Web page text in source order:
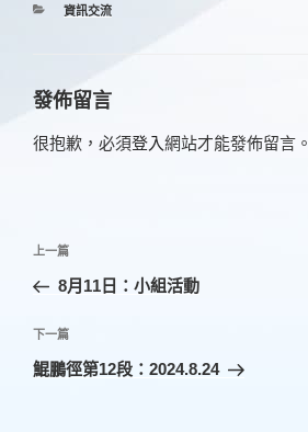
分
資訊交流
發佈留言
很抱歉，必須登入網站才能發佈留言。
文
導
覽
上
一
文
章
上一篇
8月11日：小組活動
下
一
下一篇
鯤鵬徑第12段：2024.8.24